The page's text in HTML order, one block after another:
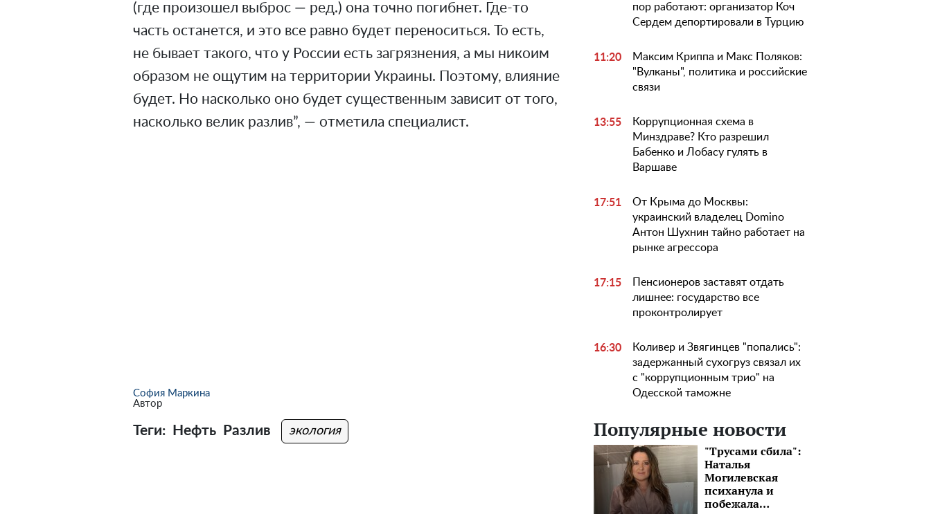
(где произошел выброс — ред.) она точно погибнет. Где-то
часть останется, и это все равно будет переноситься. То есть,
не бывает такого, что у России есть загрязнения, а мы никоим
образом не ощутим на территории Украины. Поэтому, влияние
будет. Но насколько оно будет существенным зависит от того,
насколько велик разлив”, — отметила специалист.
София Маркина
Автор
Теги: Нефть Разлив экология
пор работают: организатор Коч
Сердем депортировали в Турцию
11:20
Максим Криппа и Макс Поляков:
"Вулканы", политика и российские
связи
13:55
Коррупционная схема в
Минздраве? Кто разрешил
Бабенко и Лобасу гулять в
Варшаве
17:51
От Крыма до Москвы:
украинский владелец Domino
Антон Шухнин тайно работает на
рынке агрессора
17:15
Пенсионеров заставят отдать
лишнее: государство все
проконтролирует
16:30
Коливер и Звягинцев "попались":
задержанный сухогруз связал их
с "коррупционным трио" на
Одесской таможне
Популярные новости
"Трусами сбила":
Наталья
Могилевская
психанула и
побежала